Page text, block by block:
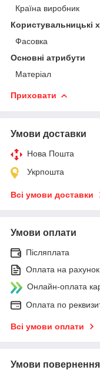
Країна виробник
Користувальницькі
Фасовка
Основні атрибути
Матеріал
Приховати
Умови доставки
Нова Пошта
Укрпошта
Всі умови доставки
Умови оплати
Післяплата
Оплата на рахунок
Онлайн-оплата
Оплата по
Всі умови оплати
Умови повернення